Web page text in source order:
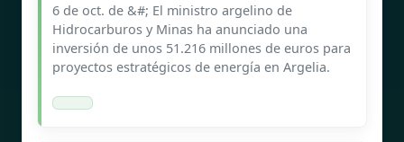
6 de oct. de &#; El ministro argelino de
Hidrocarburos y Minas ha anunciado una
inversión de unos 51.216 millones de euros para
proyectos estratégicos de energía en Argelia.